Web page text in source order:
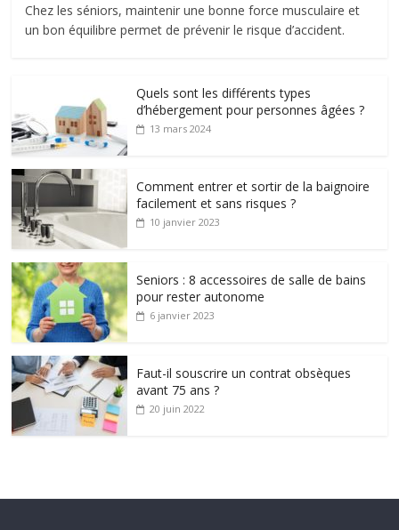
Chez les séniors, maintenir une bonne force musculaire et
un bon équilibre permet de prévenir le risque d’accident.
Quels sont les différents types
d’hébergement pour personnes âgées ?
13 mars 2024
Comment entrer et sortir de la baignoire
facilement et sans risques ?
10 janvier 2023
Seniors : 8 accessoires de salle de bains
pour rester autonome
6 janvier 2023
Faut-il souscrire un contrat obsèques
avant 75 ans ?
20 juin 2022